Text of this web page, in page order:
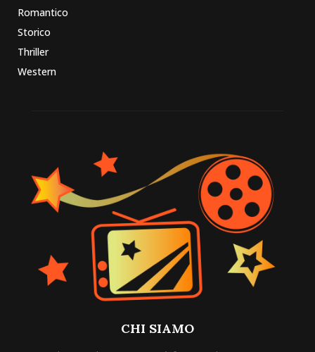
Romantico
Storico
Thriller
Western
CHI SIAMO